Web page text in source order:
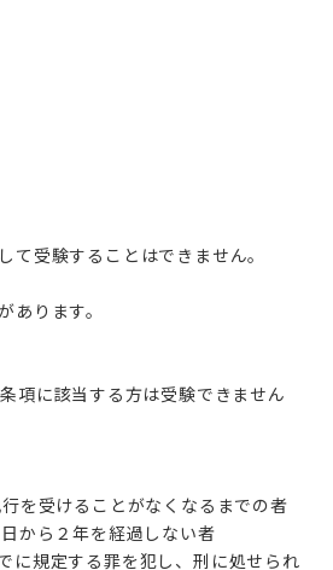
受験することはできません。
ります。
項に該当する方は受験できません
を受けることがなくなるまでの者
から２年を経過しない者
に規定する罪を犯し、刑に処せられ